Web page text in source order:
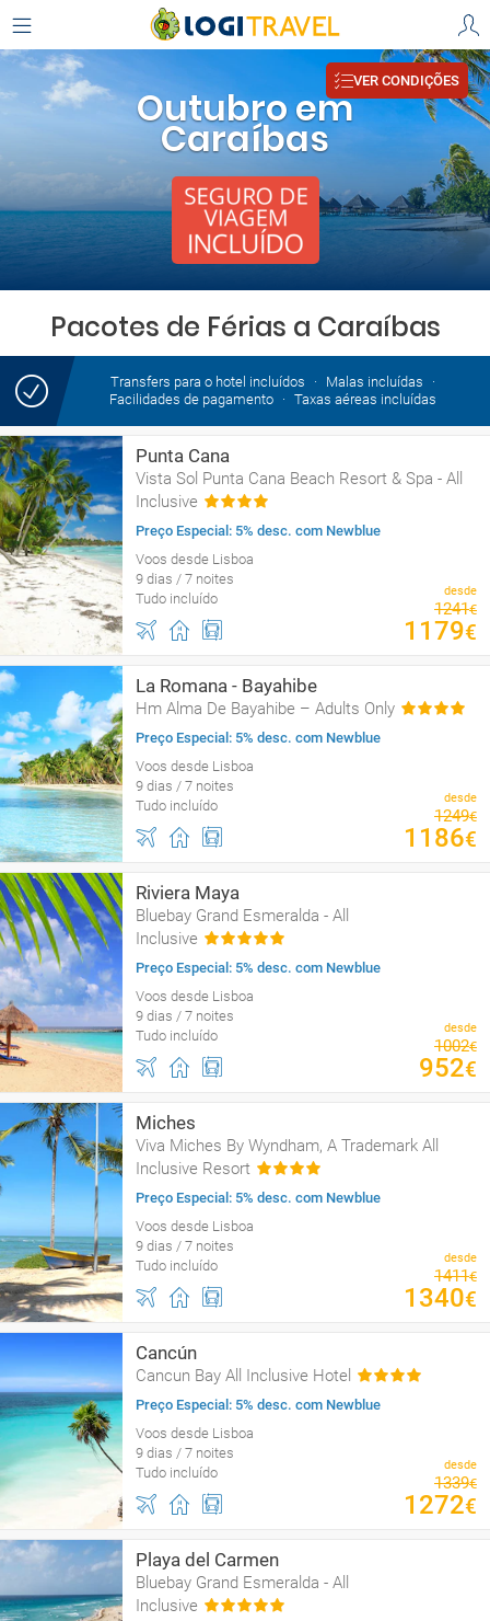
Outubro em
Caraíbas
VER CONDIÇÕES
Pacotes de Férias a Caraíbas
Transfers para o hotel incluídos
Malas incluídas
Facilidades de pagamento
Taxas aéreas incluídas
Punta Cana
Vista Sol Punta Cana Beach Resort & Spa - All
Inclusive
Preço Especial: 5% desc. com Newblue
Voos desde Lisboa
9 dias / 7 noites
Tudo incluído
desde
1241€
1179€
La Romana - Bayahibe
Hm Alma De Bayahibe – Adults Only
Preço Especial: 5% desc. com Newblue
Voos desde Lisboa
9 dias / 7 noites
Tudo incluído
desde
1249€
1186€
Riviera Maya
Bluebay Grand Esmeralda - All
Inclusive
Preço Especial: 5% desc. com Newblue
Voos desde Lisboa
9 dias / 7 noites
Tudo incluído
desde
1002€
952€
Miches
Viva Miches By Wyndham, A Trademark All
Inclusive Resort
Preço Especial: 5% desc. com Newblue
Voos desde Lisboa
9 dias / 7 noites
Tudo incluído
desde
1411€
1340€
Cancún
Cancun Bay All Inclusive Hotel
Preço Especial: 5% desc. com Newblue
Voos desde Lisboa
9 dias / 7 noites
Tudo incluído
desde
1339€
1272€
Playa del Carmen
Bluebay Grand Esmeralda - All
Inclusive